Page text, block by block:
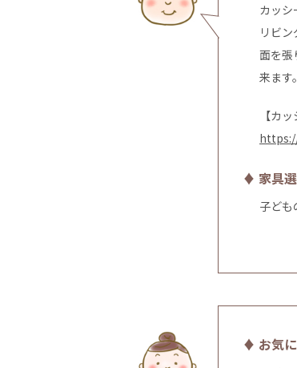
カッシ
リビ
面を張
来ます。
【カ
♦ 家具
子ども
♦ お気